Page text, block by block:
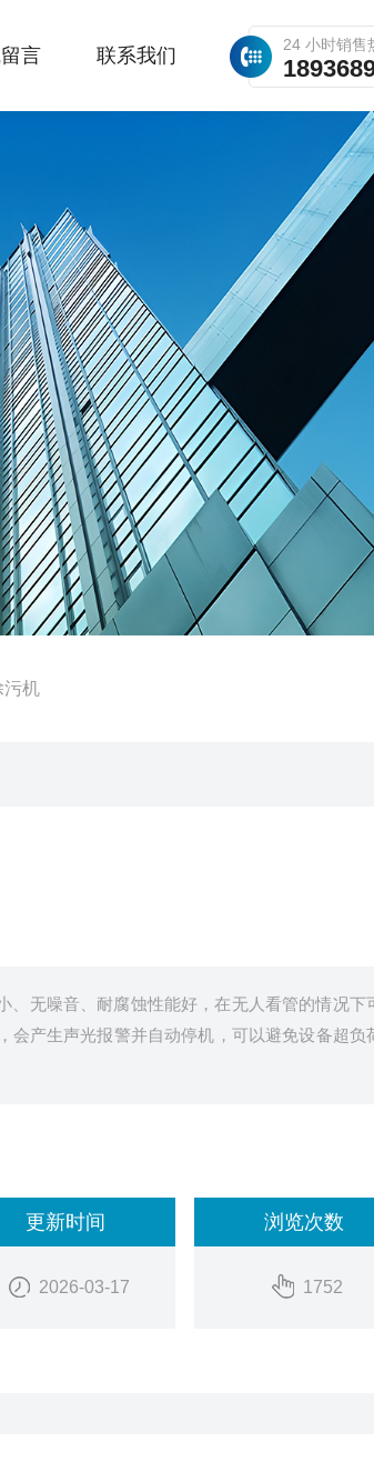
24 小时销售
言 联系我们
污机
、无噪音、耐腐蚀性能好，在无人看管的情况下
会产生声光报警并自动停机，可以避免设备超负
更新时间
2026-03-17
浏览次数
1752